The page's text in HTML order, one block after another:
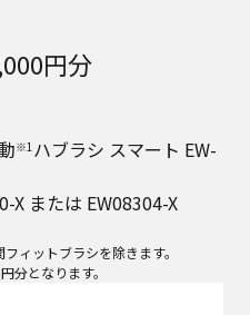
円分
※1ハブラシ スマート EW-
X または EW08304-X
ィットブラシを除きます。
分となります。